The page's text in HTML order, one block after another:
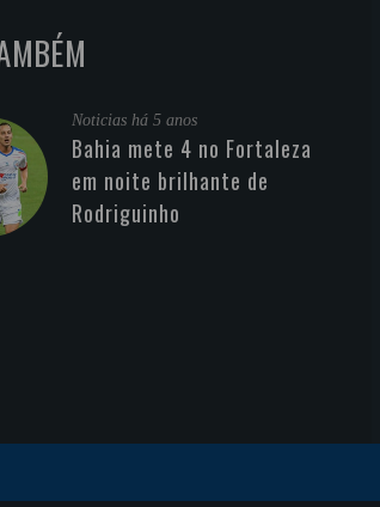
Noticias há 5 anos
Bahia mete 4 no Fortaleza
em noite brilhante de
Rodriguinho